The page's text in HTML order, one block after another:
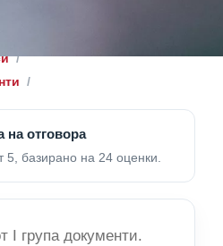
на отговора
5, базирано на 24 оценки.
I група документи.